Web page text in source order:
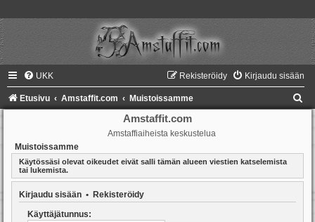
UKK Kirjaudu sisään
Rekisteröidy
Etusivu Amstaffit.com Muistoissamme
Amstaffit.com
Amstaffiaiheista keskustelua
Muistoissamme
Käytössäsi olevat oikeudet eivät salli tämän alueen viestien katselemista
tai lukemista.
Kirjaudu sisään • Rekisteröidy
Käyttäjätunnus: